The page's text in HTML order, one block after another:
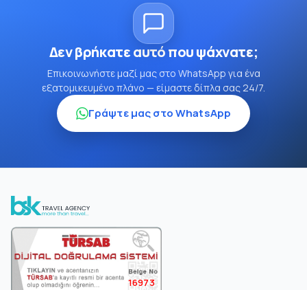
Δεν βρήκατε αυτό που ψάχνατε;
Επικοινωνήστε μαζί μας στο WhatsApp για ένα
εξατομικευμένο πλάνο — είμαστε δίπλα σας 24/7.
Γράψτε μας στο WhatsApp
16973